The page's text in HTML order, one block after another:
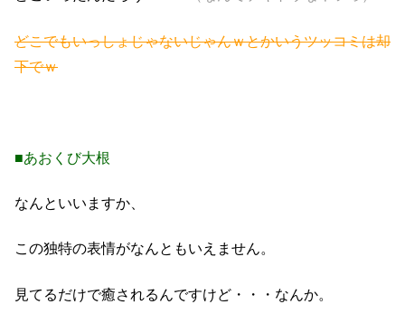
どこでもいっしょじゃないじゃんｗとかいうツッコミは却
下でｗ
■あおくび大根
なんといいますか、
この独特の表情がなんともいえません。
見てるだけで癒されるんですけど・・・なんか。